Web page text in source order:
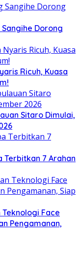
Dorong
Ricuh, Kuasa
Sitaro Dimulai,
Terbitkan 7 Arahan
Face
Pengamanan,